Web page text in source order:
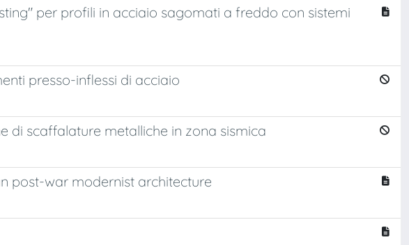
per profili in acciaio sagomati a freddo con sistemi
presso-inflessi di acciaio
di scaffalature metalliche in zona sismica
post-war modernist architecture